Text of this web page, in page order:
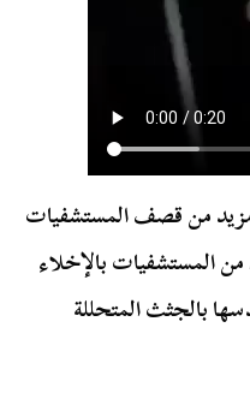
مزيد من قصف المستشفيات
المستشفيات بالإخلاء
بالجثث المتحللة